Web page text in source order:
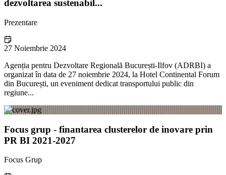
dezvoltarea sustenabil...
Prezentare
27 Noiembrie 2024
Agenția pentru Dezvoltare Regională București-Ilfov (ADRBI) a
organizat în data de 27 noiembrie 2024, la Hotel Continental Forum
din București, un eveniment dedicat transportului public din
regiune...
Focus grup - finantarea clusterelor de inovare prin
PR BI 2021-2027
Focus Grup